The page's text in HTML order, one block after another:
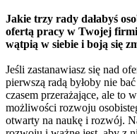
Jakie trzy rady dałabyś
ofertą pracy w Twojej
wątpią w siebie i boją się
Jeśli zastanawiasz się nad
pierwszą radą byłoby nie
czasem przerażające, ale to
możliwości rozwoju
otwarty na naukę i rozwój.